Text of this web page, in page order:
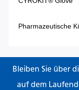
Bleiben Sie über
auf dem